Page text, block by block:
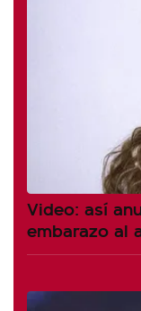
Video: así
embarazo al